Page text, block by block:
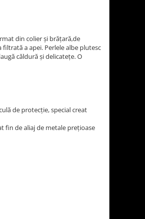
din colier și brățară,de
a apei. Perlele albe plutesc
căldură și delicatețe. O
de protecție, special creat
fin de aliaj de metale prețioase